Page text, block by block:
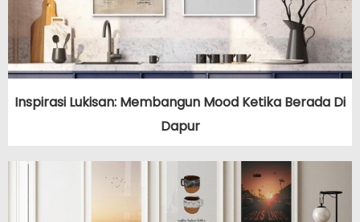
Inspirasi Lukisan: Membangun Mood Ketika Berada Di
Dapur